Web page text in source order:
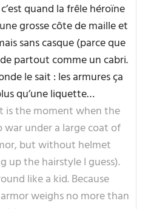
quand la frêle héroïne
grosse côte de maille et
sans casque (parce que
partout comme un cabri.
le sait : les armures ça
qu’une liquette…
is the moment when the
under a large coat of
but without helmet
up the hairstyle I guess).
like a kid. Because
weighs no more than